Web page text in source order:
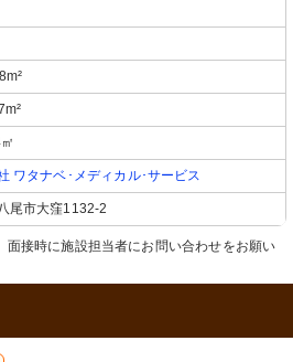
あ
置さ
トイレ
感があり、使いやすさが考えられてい
ワタナベ･メディカル･サービス
尾市大窪1132-2
接時に施設担当者にお問い合わせをお願い